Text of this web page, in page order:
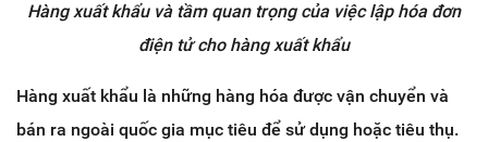
Hàng xuất khẩu và tầm quan trọng của việc lập hóa đơn
điện tử cho hàng xuất khẩu
Hàng xuất khẩu là những hàng hóa được vận chuyển và
bán ra ngoài quốc gia mục tiêu để sử dụng hoặc tiêu thụ.